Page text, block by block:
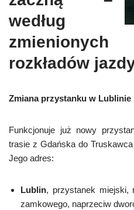
według
zmienionych
rozkładów
Zmiana przystanku w Lublinie
Funkcjonuje już nowy
trasie z Gdańska do
Jego adres:
Lublin, przystanek miejski,
zamkowego, naprzeciw